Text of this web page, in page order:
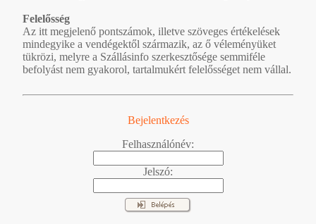
Felelősség
Az itt megjelenő pontszámok, illetve szöveges értékelések
mindegyike a vendégektől származik, az ő véleményüket
tükrözi, melyre a Szállásinfo szerkesztősége semmiféle
befolyást nem gyakorol, tartalmukért felelősséget nem vállal.
Bejelentkezés
Felhasználónév:
Jelszó: